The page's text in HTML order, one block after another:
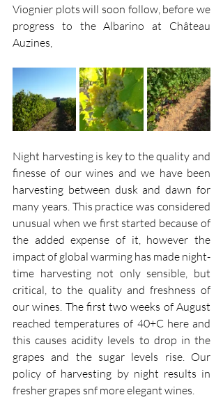
Viognier plots will soon follow, before we
progress to the Albarino at Château
Auzines,
Night harvesting is key to the quality and
finesse of our wines and we have been
harvesting between dusk and dawn for
many years. This practice was considered
unusual when we first started because of
the added expense of it, however the
impact of global warming has made night-
time harvesting not only sensible, but
critical, to the quality and freshness of
our wines. The first two weeks of August
reached temperatures of 40+C here and
this causes acidity levels to drop in the
grapes and the sugar levels rise. Our
policy of harvesting by night results in
fresher grapes snf more elegant wines.